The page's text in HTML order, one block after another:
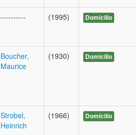
---------- (1995) Domicilio
Boucher,
Maurice
(1930) Domicilio
Strobel,
Heinrich
(1966) Domicilio